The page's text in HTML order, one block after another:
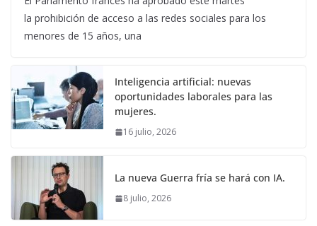
la prohibición de acceso a las redes sociales para los
menores de 15 años, una
Inteligencia artificial: nuevas
oportunidades laborales para las
mujeres.
16 julio, 2026
La nueva Guerra fría se hará con IA.
8 julio, 2026